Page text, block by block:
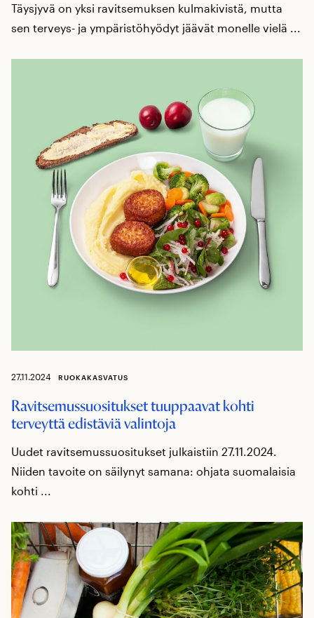
Täysjyvä on yksi ravitsemuksen kulmakivistä, mutta
sen terveys- ja ympäristöhyödyt jäävät monelle vielä ...
27.11.2024 RUOKAKASVATUS
Ravitsemussuositukset tuuppaavat kohti
terveyttä edistäviä valintoja
Uudet ravitsemussuositukset julkaistiin 27.11.2024.
Niiden tavoite on säilynyt samana: ohjata suomalaisia
kohti ...